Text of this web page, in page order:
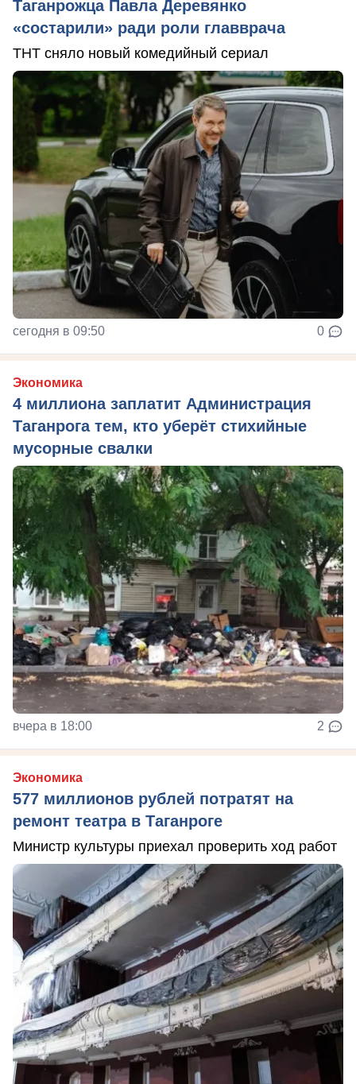
Таганрожца Павла Деревянко
«состарили» ради роли главврача
ТНТ сняло новый комедийный сериал
сегодня в 09:50 0
Экономика
4 миллиона заплатит Администрация
Таганрога тем, кто уберёт стихийные
мусорные свалки
вчера в 18:00 2
Экономика
577 миллионов рублей потратят на
ремонт театра в Таганроге
Министр культуры приехал проверить ход работ